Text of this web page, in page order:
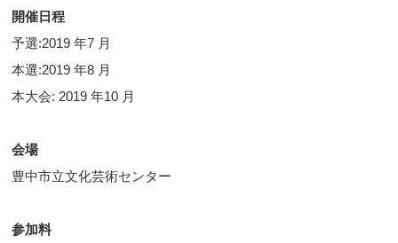
開催日程
予選:2019 年7 月
本選:2019 年8 月
本大会: 2019 年10 月
会場
豊中市立文化芸術センター
参加料